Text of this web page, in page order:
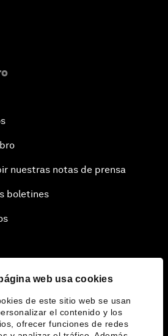
web usa cookies
de este sitio web se usan
el contenido y los
ofrecer funciones de redes
nuestras notas de prensa
boletines
Foro
idiomas